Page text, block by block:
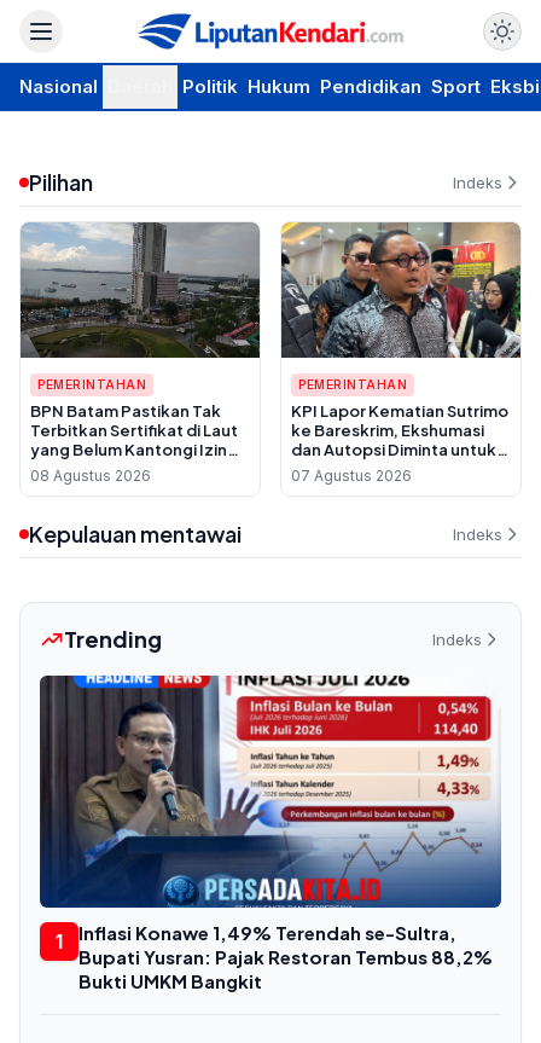
Nasional Politik Hukum Pendidikan Sport
Pilihan Indeks
PEMERINTAHAN
BPN Batam Pastikan Tak
Terbitkan Sertifikat di Laut
yang Belum Kantongi Izin
Reklamasi
08 Agustus 2026
PEMERINTAHAN
KPI Lapor Kematian Sutrimo
ke Bareskrim, Ekshumasi
dan Autopsi Diminta untuk
Usut Dugaan Pembunuhan
07 Agustus 2026
Kepulauan mentawai Indeks
Trending Indeks
1
Inflasi Konawe 1,49% Terendah se-Sultra,
Bupati Yusran: Pajak Restoran Tembus 88,2%
Bukti UMKM Bangkit